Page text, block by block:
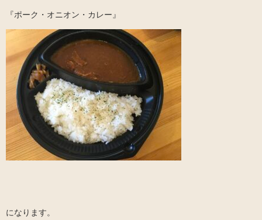
『ポーク・オニオン・カレー』
になります。